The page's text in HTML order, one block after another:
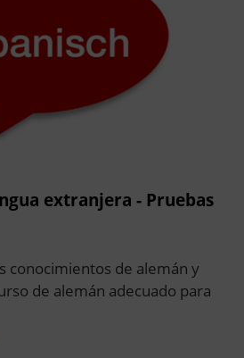
extranjera - Pruebas
conocimientos de alemán y
de alemán adecuado para